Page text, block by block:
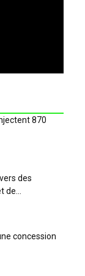
870
des
concession